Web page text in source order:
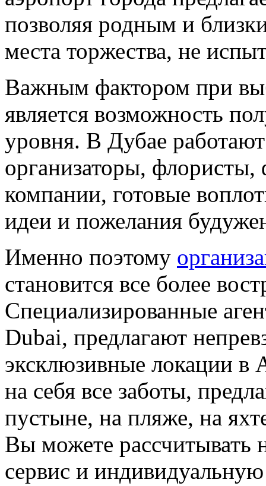
позволяя родным и
места торжества, не
Важным фактором при
является возможность
уровня. В Дубае
организаторы,
компании, готовые
идеи и пожелания
Именно поэтому
становится все более
Специализированные
Dubai, предлагают
эксклюзивные локации в
на себя все заботы,
пустыне, на пляже, на
Вы можете рассчитывать
сервис и